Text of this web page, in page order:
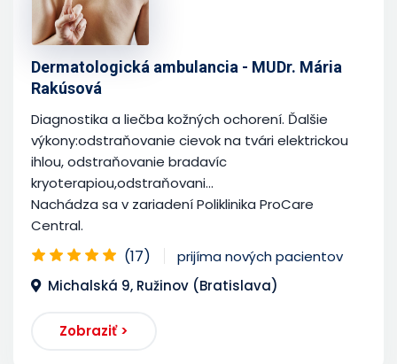
Dermatologická ambulancia - MUDr. Mária
Rakúsová
Diagnostika a liečba kožných ochorení. Ďalšie
výkony:odstraňovanie cievok na tvári elektrickou
ihlou, odstraňovanie bradavíc
kryoterapiou,odstraňovani...
Nachádza sa v zariadení Poliklinika ProCare
Central.
(17)
prijíma nových pacientov
Michalská 9, Ružinov (Bratislava)
Zobraziť >